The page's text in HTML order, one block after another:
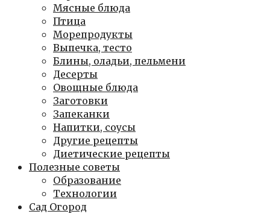
Мясные блюда
Птица
Морепродукты
Выпечка, тесто
Блины, оладьи, пельмени
Десерты
Овощные блюда
Заготовки
Запеканки
Напитки, соусы
Другие рецепты
Диетические рецепты
Полезные советы
Образование
Технологии
Сад Огород